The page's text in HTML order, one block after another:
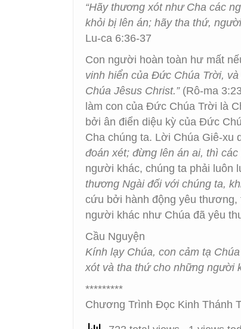
“Hãy thương xót như Cha các
khỏi bị lên án; hãy tha thứ,
Lu-ca 6:36-37
Con người hoàn toàn hư mất
vinh hiển của Đức Chúa Trời,
Chúa Jêsus Christ.”(Rô-ma
làm con của Đức Chúa Trời là
bởi ân điển diệu kỳ của Đức
Cha chúng ta. Lời Chúa Giê-xu
đoán xét; đừng lên án ai, thì
người khác, chúng ta phải luôn
thương Ngài đối với chúng ta,
cứu bởi hành động yêu thương,
người khác như Chúa đã yêu
Cầu Nguyện
Kính lạy Chúa, con cảm tạ
xót và tha thứ cho những người
*********
Chương Trình Đọc Kinh Thánh